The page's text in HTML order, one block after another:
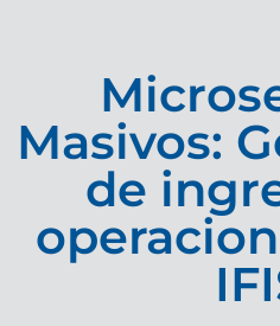
Masivos:
de